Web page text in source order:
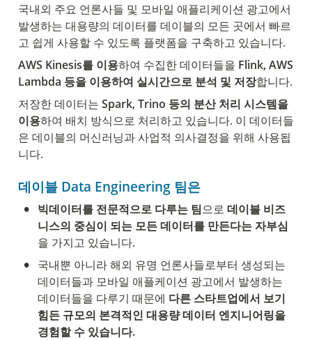
국내외 주요 언론사들 및 모바일 애플리케이션 광고에서
발생하는 대용량의 데이터를 데이블의 모든 곳에서 빠르
고 쉽게 사용할 수 있도록 플랫폼을 구축하고 있습니다.
AWS Kinesis를 이용하여 수집한 데이터들을 Flink, AWS
Lambda 등을 이용하여 실시간으로 분석 및 저장합니다.
저장한 데이터는 Spark, Trino 등의 분산 처리 시스템을
이용하여 배치 방식으로 처리하고 있습니다. 이 데이터들
은 데이블의 머신러닝과 사업적 의사결정을 위해 사용됩
니다.
데이블 Data Engineering 팀은
• 빅데이터를 전문적으로 다루는 팀으로 데이블 비즈
니스의 중심이 되는 모든 데이터를 만든다는 자부심
을 가지고 있습니다.
• 국내뿐 아니라 해외 유명 언론사들로부터 생성되는
데이터들과 모바일 애플케이션 광고에서 발생하는
데이터들을 다루기 때문에 다른 스타트업에서 보기
힘든 규모의 본격적인 대용량 데이터 엔지니어링을
경험할 수 있습니다.